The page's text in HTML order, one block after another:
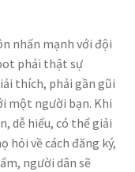
nhấn mạnh với đội
phải thật sự
thích, phải gần gũi
một người bạn. Khi
dễ hiểu, có thể giải
hỏi về cách đăng ký,
người dân sẽ